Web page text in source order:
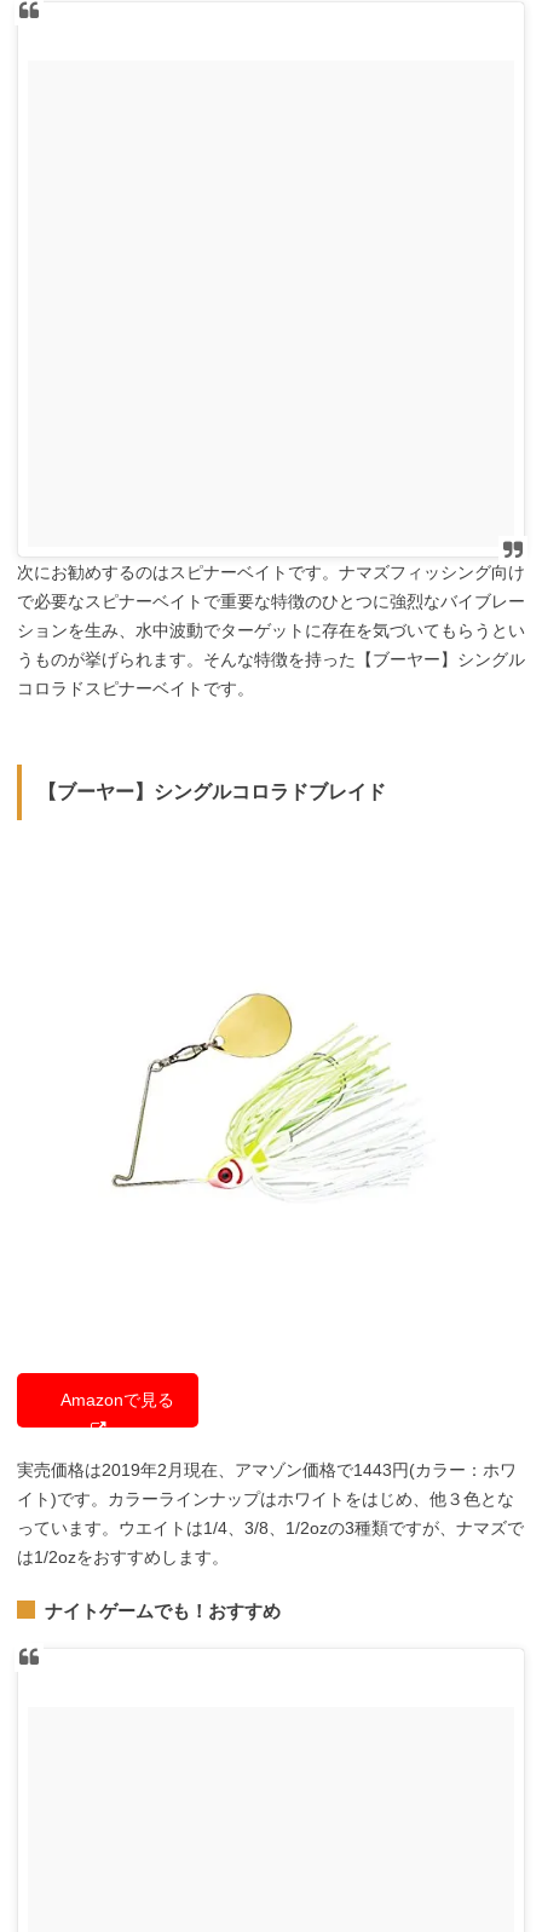
次にお勧めするのはスピナーベイトです。ナマズフィッシング向け
で必要なスピナーベイトで重要な特徴のひとつに強烈なバイブレー
ションを生み、水中波動でターゲットに存在を気づいてもらうとい
うものが挙げられます。そんな特徴を持った【ブーヤー】シングル
コロラドスピナーベイトです。
【ブーヤー】シングルコロラドブレイド
Amazonで見る
実売価格は2019年2月現在、アマゾン価格で1443円(カラー：ホワ
イト)です。カラーラインナップはホワイトをはじめ、他３色とな
っています。ウエイトは1/4、3/8、1/2ozの3種類ですが、ナマズで
は1/2ozをおすすめします。
ナイトゲームでも！おすすめ